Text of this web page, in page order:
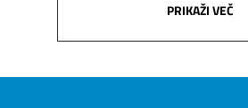
PRIKAŽI VEČ